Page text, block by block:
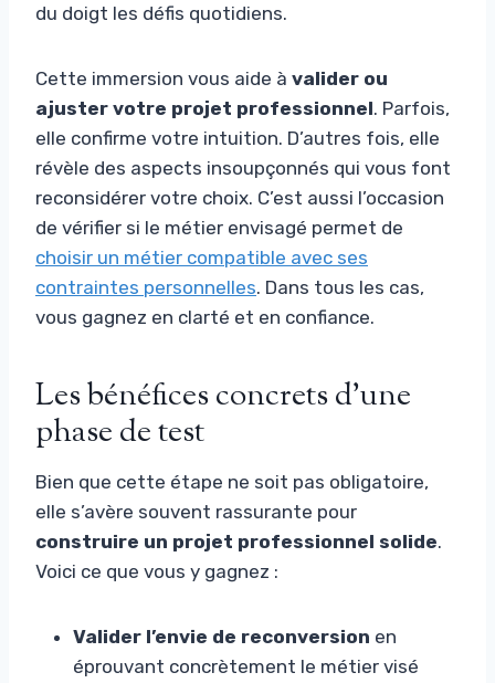
du doigt les défis quotidiens.
Cette immersion vous aide à valider ou
ajuster votre projet professionnel. Parfois,
elle confirme votre intuition. D’autres fois, elle
révèle des aspects insoupçonnés qui vous font
reconsidérer votre choix. C’est aussi l’occasion
de vérifier si le métier envisagé permet de
choisir un métier compatible avec ses
contraintes personnelles. Dans tous les cas,
vous gagnez en clarté et en confiance.
Les bénéfices concrets d’une
phase de test
Bien que cette étape ne soit pas obligatoire,
elle s’avère souvent rassurante pour
construire un projet professionnel solide.
Voici ce que vous y gagnez :
Valider l’envie de reconversion en
éprouvant concrètement le métier visé